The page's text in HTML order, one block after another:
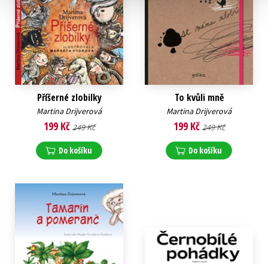
Příšerné zlobilky
Martina Drijverová
199 Kč 249 Kč
Do košíku
To kvůli mně
Martina Drijverová
199 Kč 249 Kč
Do košíku